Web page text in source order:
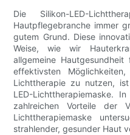
Die Silikon-LED-
Hautpflegebranche immer
gutem Grund. Diese
Weise, wie wir
allgemeine
effektivsten
Lichttherapie zu nutzen,
LED-Lichttherapiemaske.
zahlreichen Vorteile der
Lichttherapiemaske
strahlender, gesunder Haut